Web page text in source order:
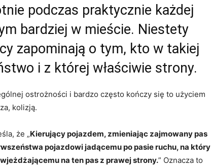
podczas praktycznie każdej
bardziej w mieście. Niestety
zapominają o tym, kto w takiej
i z której właściwie strony.
ostrożności i bardzo często kończy się to użyciem
kolizją.
że „Kierujący pojazdem, zmieniając zajmowany pas
pojazdowi jadącemu po pasie ruchu, na który
na ten pas z prawej strony.” Oznacza to